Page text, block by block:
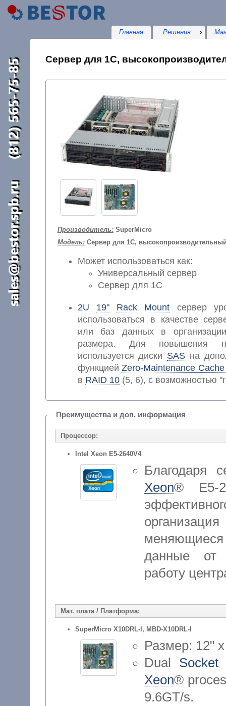
Главная Решения
Сервер для 1С,
Производитель:SuperMicro
Модель:Сервер для 1С,
Может использоваться как:
Универсальный сервер
Сервер для 1С
2U 19" Rack Mountсервер
использоваться в качестве
или баз данных в
размера. Для повышения
используется диски SASна
функцией Zero-Maintenance
в RAID 10(5, 6), с возможностью
Преимущества и доп. информация
Процессор:
Intel Xeon E5-2640V4
Благодаря
Xeon® E5-
меняющиеся
данные от
работу
Мат. плата / Платформа:
SuperMicro X10DRL-I, MBD-X10DRL-I
Размер: 12"
Dual Socket
Xeon®
9.6GT/s.